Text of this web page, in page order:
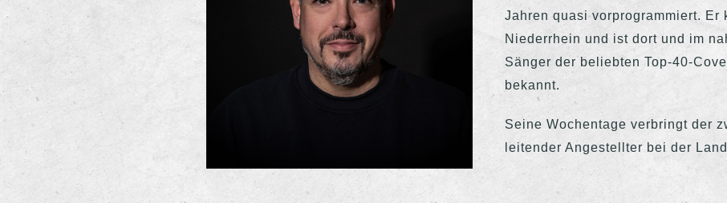
Jahren quasi vorprogrammiert. Er
Niederrhein und ist dort und im
Sänger der beliebten Top-40-
bekannt.
Seine Wochentage verbringt der
leitender Angestellter bei der